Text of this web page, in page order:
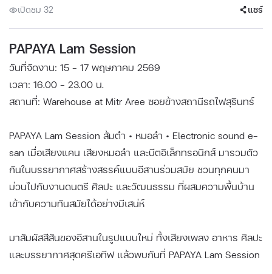
เปิดชม 32 แชร์
PAPAYA Lam Session
วันที่จัดงาน: 15 - 17 พฤษภาคม 2569
เวลา: 16.00 - 23.00 น.
สถานที่: Warehouse at Mitr Aree ซอยข้างสถานีรถไฟสุรินทร์
PAPAYA Lam Session ส้มตำ • หมอลำ • Electronic sound e-
san เมื่อเสียงแคน เสียงหมอลำ และบีตอิเล็กทรอนิกส์ มารวมตัว
กันในบรรยากาศสร้างสรรค์แบบอีสานร่วมสมัย ชวนทุกคนมา
ม่วนไปกับงานดนตรี ศิลปะ และวัฒนธรรม ที่ผสมความพื้นบ้าน
เข้ากับความทันสมัยได้อย่างมีเสน่ห์
มาสัมผัสสีสันของอีสานในรูปแบบใหม่ ทั้งเสียงเพลง อาหาร ศิลปะ
และบรรยากาศสุดครีเอทีฟ แล้วพบกันที่ PAPAYA Lam Session